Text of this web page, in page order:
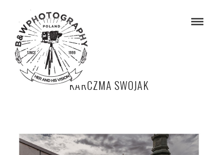
KARCZMA SWOJAK